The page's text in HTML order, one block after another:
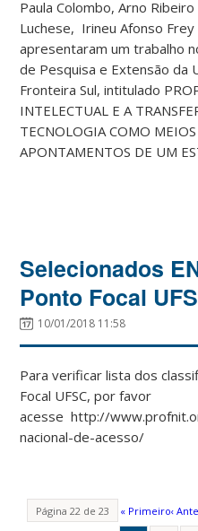
Paula Colombo, Arno
Luchese, Irineu Afonso
apresentaram um trabalho
de Pesquisa e Extensão da
Fronteira Sul, intitulado
INTELECTUAL E A
TECNOLOGIA COMO
APONTAMENTOS DE UM
Selecionados
Ponto Focal
10/01/2018 11:58
Para verificar lista dos
Focal UFSC, por favor
acesse http://
nacional-de-acesso/
Página 22 de 23 « Primeiro‹